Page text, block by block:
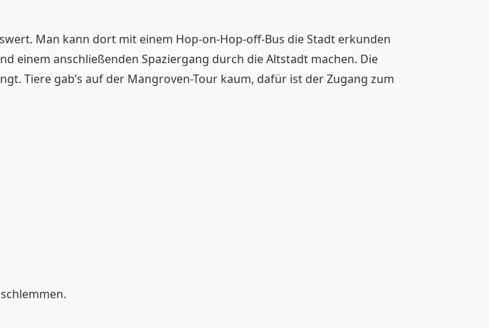
Man kann dort mit einem Hop-on-Hop-off-Bus die Stadt erkunden
einem anschließenden Spaziergang durch die Altstadt machen. Die
Tiere gab’s auf der Mangroven-Tour kaum, dafür ist der Zugang zum